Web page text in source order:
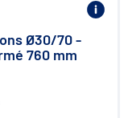
Ø30/70 -
760 mm